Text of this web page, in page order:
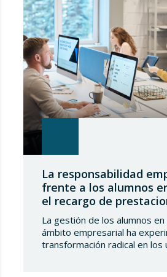
La responsabilidad
frente a los alumnos
el recargo de
La gestión de los alumnos
ámbito empresarial ha
transformación radical en los